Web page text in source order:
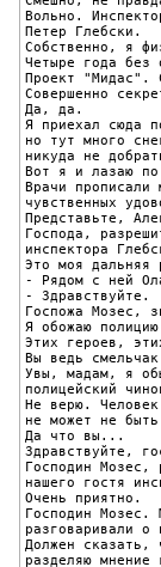
Вольно.
Петер Глебски.
Собственно, я
Четыре года без
Проект "Мидас".
Совершенно
Да, да.
Я приехал сюда
но тут много
никуда не
Вот я и лазаю
Врачи прописали
чувственных
Представьте,
Господа,
инспектора
Это моя дальняя
- Рядом с ней
- Здравствуйте.
Госпожа Мозес,
Я обожаю
Этих героев,
Вы ведь
Увы, мадам, я
полицейский
Не верю.
не может не
Да что вы...
Здравствуйте,
Господин Мозес,
нашего гостя
Очень приятно.
Господин Мозес.
разговаривали о
Должен сказать,
разделяю мнение